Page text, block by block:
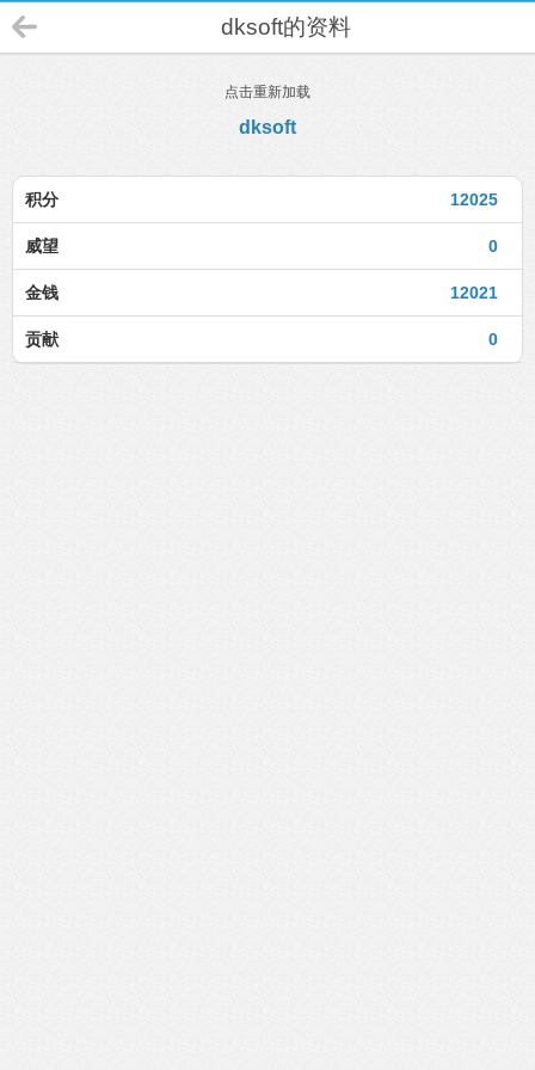
dksoft的资料
点击重新加载
dksoft
12025
积分
0
威望
12021
金钱
0
贡献